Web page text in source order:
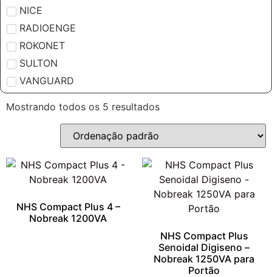
NICE
RADIOENGE
ROKONET
SULTON
VANGUARD
Mostrando todos os 5 resultados
NHS Compact Plus 4 –
Nobreak 1200VA
NHS Compact Plus
Senoidal Digiseno –
Nobreak 1250VA para
Portão